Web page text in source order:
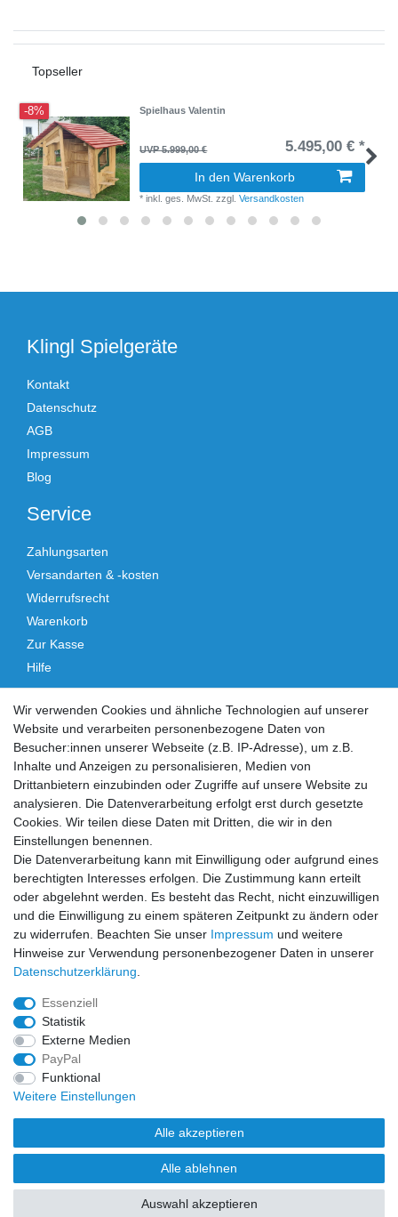
Topseller
-8% Spielhaus Valentin
UVP 5.999,00 € 5.495,00 € *
In den Warenkorb
*inkl. ges. MwSt. zzgl.Versandkosten
Klingl Spielgeräte
Kontakt
Datenschutz
AGB
Impressum
Blog
Service
Zahlungsarten
Versandarten & -kosten
Widerrufsrecht
Warenkorb
Zur Kasse
Hilfe
Vertrag widerrufen
Social Media
Facebook Instagram
Sicher einkaufen
Zahlung und Versand
Wir verwenden Cookies und ähnliche Technologien auf unserer
Website und verarbeiten personenbezogene Daten von
Besucher:innen unserer Webseite (z.B. IP-Adresse), um z.B.
Inhalte und Anzeigen zu personalisieren, Medien von
Drittanbietern einzubinden oder Zugriffe auf unsere Website zu
analysieren. Die Datenverarbeitung erfolgt erst durch gesetzte
Cookies. Wir teilen diese Daten mit Dritten, die wir in den
Einstellungen benennen.
Die Datenverarbeitung kann mit Einwilligung oder aufgrund eines
berechtigten Interesses erfolgen. Die Zustimmung kann erteilt
oder abgelehnt werden. Es besteht das Recht, nicht einzuwilligen
und die Einwilligung zu einem späteren Zeitpunkt zu ändern oder
zu widerrufen. Beachten Sie unser Impressum und weitere
Hinweise zur Verwendung personenbezogener Daten in unserer
Daten­schutz­erklärung
Essenziell
Statistik
Externe Medien
PayPal
Funktional
Weitere Einstellungen
Alle akzeptieren
Alle ablehnen
Auswahl akzeptieren